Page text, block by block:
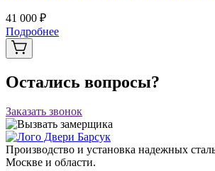
41 000 ₽
Подробнее
Остались вопросы?
Заказать звонок
Производство и установка надежных
Москве и области.